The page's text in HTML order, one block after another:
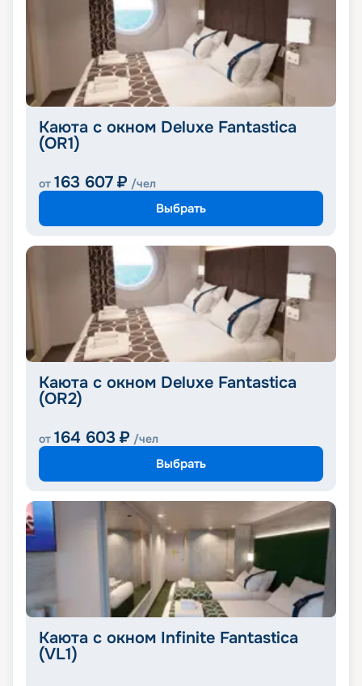
Каюта с окном Deluxe Fantastica
(OR1)
от 163 607 ₽ /чел
Выбрать
Каюта с окном Deluxe Fantastica
(OR2)
от 164 603 ₽ /чел
Выбрать
Каюта с окном Infinite Fantastica
(VL1)